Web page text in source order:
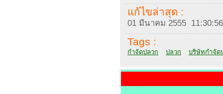
แก้ไขล่าสุด :
01 มีนาคม 2555 11:30:56
Tags :
กำจัดปลวก ปลวก บริษัทกำจัด